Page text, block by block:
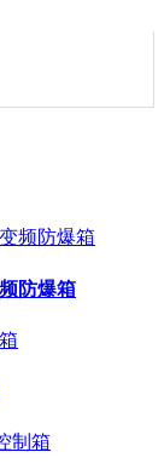
防爆箱